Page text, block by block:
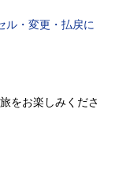
ル・変更・払戻に
をお楽しみくださ